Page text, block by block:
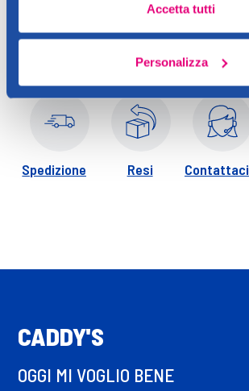
Accetta tutti
Personalizza
professionale. Semplice da rimuovere con
Spedizione Resi Contattaci
CADDY'S
OGGI MI VOGLIO BENE